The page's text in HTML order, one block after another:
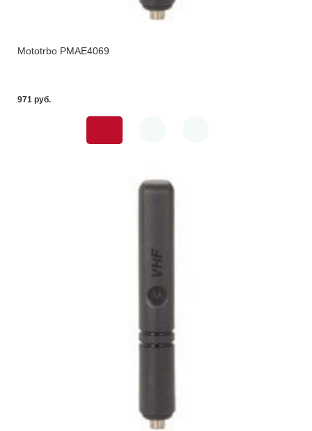
Mototrbo PMAE4069
971 pуб.